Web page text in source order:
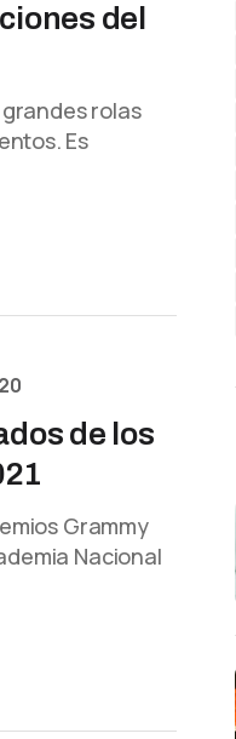
del
rolas
Es
de los
Grammy
Nacional